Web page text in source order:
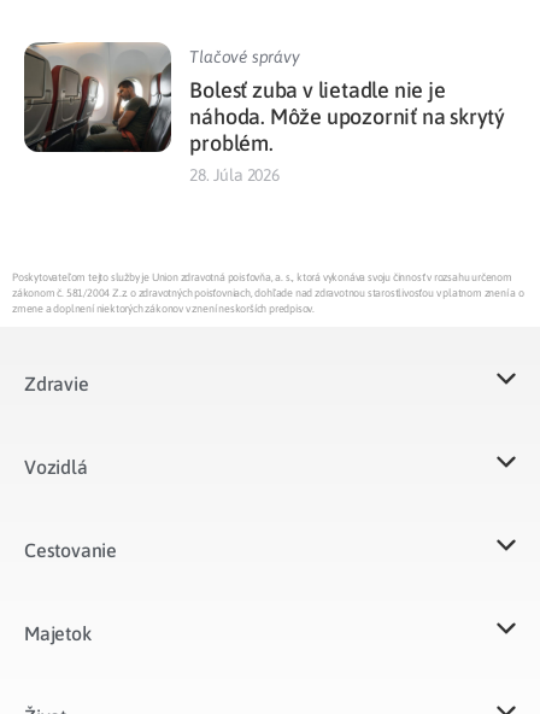
Tlačové správy
Bolesť zuba v lietadle nie je
náhoda. Môže upozorniť na skrytý
problém.
28. Júla 2026
Poskytovateľom tejto služby je Union zdravotná poisťovňa, a. s., ktorá vykonáva svoju činnosť v rozsahu určenom
zákonom č. 581/2004 Z.z. o zdravotných poisťovniach, dohľade nad zdravotnou starostlivosťou v platnom znení a o
zmene a doplnení niektorých zákonov v znení neskorších predpisov.
Zdravie
Vozidlá​
Cestovanie
Majetok​